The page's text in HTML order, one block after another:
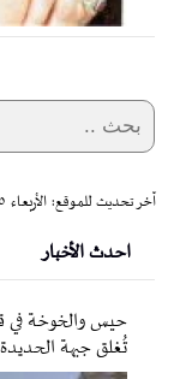
آخر تحديث للموقع: الأربعاء ٠٥ أغسطس ٢٠٢٦
احدث الأخبار
حيس والخوخة في
تُغلق جبهة